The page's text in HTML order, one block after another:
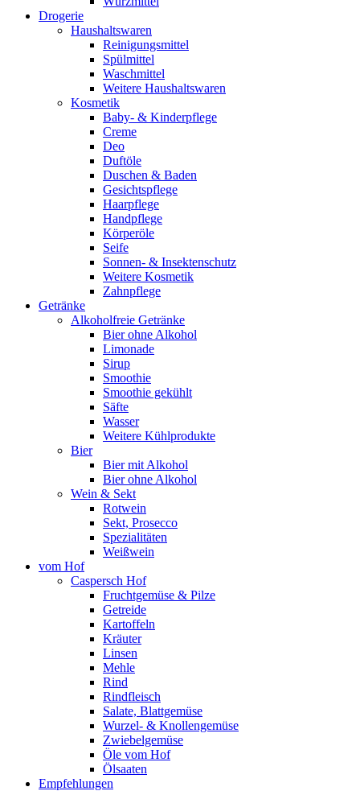
Drogerie
Haushaltswaren
Reinigungsmittel
Spülmittel
Waschmittel
Weitere Haushaltswaren
Kosmetik
Baby- & Kinderpflege
Creme
Deo
Duftöle
Duschen & Baden
Gesichtspflege
Haarpflege
Handpflege
Körperöle
Seife
Sonnen- & Insektenschutz
Weitere Kosmetik
Zahnpflege
Getränke
Alkoholfreie Getränke
Bier ohne Alkohol
Limonade
Sirup
Smoothie
Smoothie gekühlt
Säfte
Wasser
Weitere Kühlprodukte
Bier
Bier mit Alkohol
Bier ohne Alkohol
Wein & Sekt
Rotwein
Sekt, Prosecco
Spezialitäten
Weißwein
vom Hof
Caspersch Hof
Fruchtgemüse & Pilze
Getreide
Kartoffeln
Kräuter
Linsen
Mehle
Rind
Rindfleisch
Salate, Blattgemüse
Wurzel- & Knollengemüse
Zwiebelgemüse
Öle vom Hof
Ölsaaten
Empfehlungen